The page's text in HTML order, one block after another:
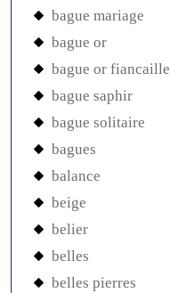
bague mariage
bague or
bague or fiancaille
bague saphir
bague solitaire
bagues
balance
beige
belier
belles
belles pierres